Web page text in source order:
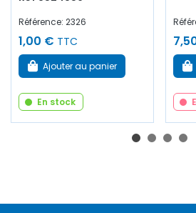
Référence: 2326
1,00 € TTC
Ajouter au panier
En stock